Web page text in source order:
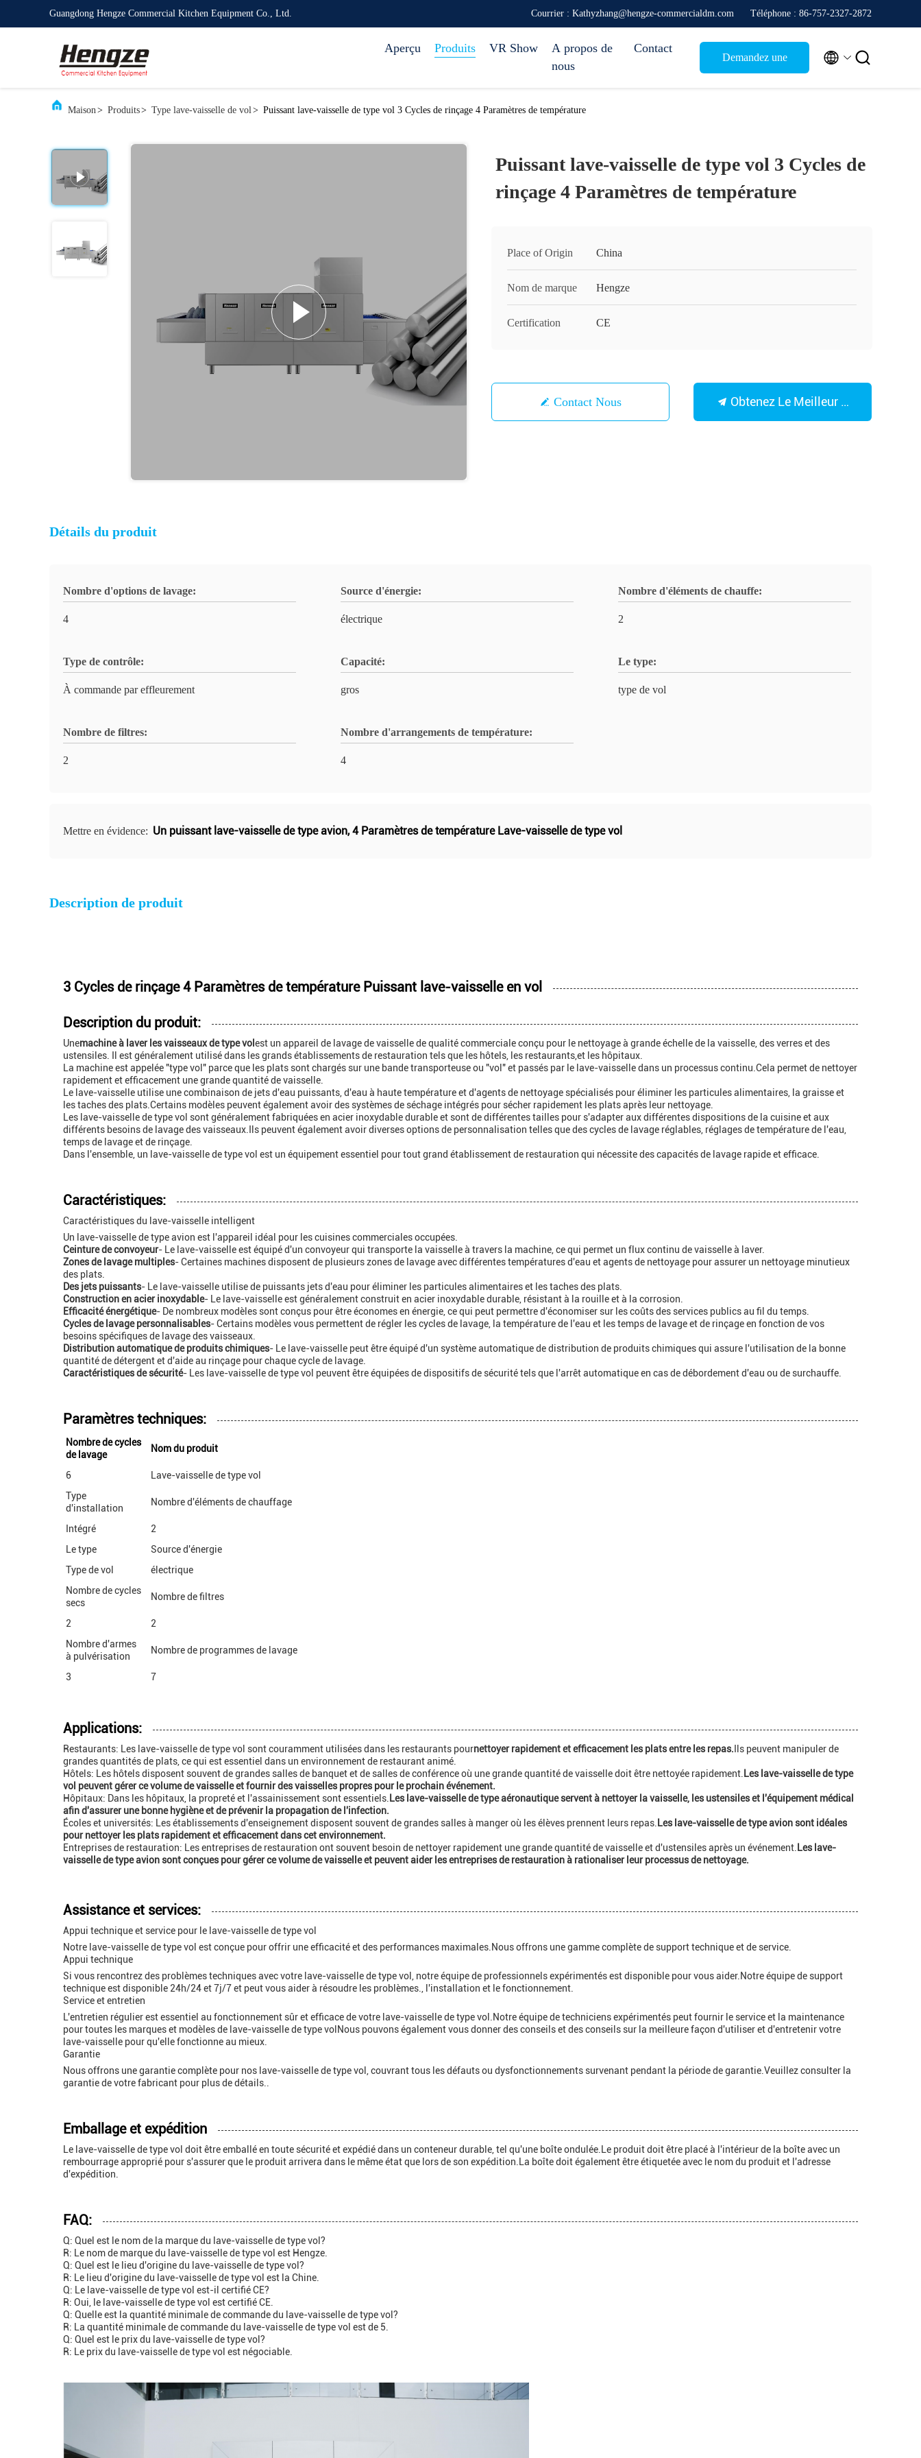
Guangdong Hengze Commercial Kitchen Equipment Co., Ltd. Courrier : Kathyzhang@hengze-commercialdm.com Téléphone : 86-757-2327-2872
Aperçu Produits VR Show
A propos de
nous
Contact
Demandez une  
Maison> Produits> Type lave-vaisselle de vol> Puissant lave-vaisselle de type vol 3 Cycles de rinçage 4 Paramètres de température
Puissant lave-vaisselle de type vol 3 Cycles de
rinçage 4 Paramètres de température
Place of Origin China
Nom de marque Hengze
Certification CE
Contact Nous Obtenez Le Meilleur Prix
Détails du produit
Nombre d'options de lavage:
4
Source d'énergie:
électrique
Nombre d'éléments de chauffe:
2
Type de contrôle:
À commande par effleurement
Capacité:
gros
Le type:
type de vol
Nombre de filtres:
2
Nombre d'arrangements de température:
4
Mettre en évidence: Un puissant lave-vaisselle de type avion,4 Paramètres de température Lave-vaisselle de type vol
Description de produit
3 Cycles de rinçage 4 Paramètres de température Puissant lave-vaisselle en vol
Description du produit:
Unemachine à laver les vaisseaux de type vol est un appareil de lavage de vaisselle de qualité commerciale conçu pour le nettoyage à grande échelle de la vaisselle, des verres et des
ustensiles. Il est généralement utilisé dans les grands établissements de restauration tels que les hôtels, les restaurants,et les hôpitaux.
La machine est appelée "type vol" parce que les plats sont chargés sur une bande transporteuse ou "vol" et passés par le lave-vaisselle dans un processus continu.Cela permet de nettoyer
rapidement et efficacement une grande quantité de vaisselle.
Le lave-vaisselle utilise une combinaison de jets d'eau puissants, d'eau à haute température et d'agents de nettoyage spécialisés pour éliminer les particules alimentaires, la graisse et
les taches des plats.Certains modèles peuvent également avoir des systèmes de séchage intégrés pour sécher rapidement les plats après leur nettoyage.
Les lave-vaisselle de type vol sont généralement fabriquées en acier inoxydable durable et sont de différentes tailles pour s'adapter aux différentes dispositions de la cuisine et aux
différents besoins de lavage des vaisseaux.Ils peuvent également avoir diverses options de personnalisation telles que des cycles de lavage réglables, réglages de température de l'eau,
temps de lavage et de rinçage.
Dans l'ensemble, un lave-vaisselle de type vol est un équipement essentiel pour tout grand établissement de restauration qui nécessite des capacités de lavage rapide et efficace.
Caractéristiques:
Caractéristiques du lave-vaisselle intelligent
Un lave-vaisselle de type avion est l'appareil idéal pour les cuisines commerciales occupées.
Ceinture de convoyeur- Le lave-vaisselle est équipé d'un convoyeur qui transporte la vaisselle à travers la machine, ce qui permet un flux continu de vaisselle à laver.
Zones de lavage multiples- Certaines machines disposent de plusieurs zones de lavage avec différentes températures d'eau et agents de nettoyage pour assurer un nettoyage minutieux
des plats.
Des jets puissants- Le lave-vaisselle utilise de puissants jets d'eau pour éliminer les particules alimentaires et les taches des plats.
Construction en acier inoxydable- Le lave-vaisselle est généralement construit en acier inoxydable durable, résistant à la rouille et à la corrosion.
Efficacité énergétique- De nombreux modèles sont conçus pour être économes en énergie, ce qui peut permettre d'économiser sur les coûts des services publics au fil du temps.
Cycles de lavage personnalisables- Certains modèles vous permettent de régler les cycles de lavage, la température de l'eau et les temps de lavage et de rinçage en fonction de vos
besoins spécifiques de lavage des vaisseaux.
Distribution automatique de produits chimiques- Le lave-vaisselle peut être équipé d'un système automatique de distribution de produits chimiques qui assure l'utilisation de la bonne
quantité de détergent et d'aide au rinçage pour chaque cycle de lavage.
Caractéristiques de sécurité- Les lave-vaisselle de type vol peuvent être équipées de dispositifs de sécurité tels que l'arrêt automatique en cas de débordement d'eau ou de surchauffe.
Paramètres techniques:
Nombre de cycles
de lavage
Nom du produit
6
Lave-vaisselle de type vol
Type
d'installation
Nombre d'éléments de chauffage
Intégré
2
Le type
Source d'énergie
Type de vol
électrique
Nombre de cycles
secs
Nombre de filtres
2
2
Nombre d'armes
à pulvérisation
Nombre de programmes de lavage
3 7
Applications:
Restaurants: Les lave-vaisselle de type vol sont couramment utilisées dans les restaurants pournettoyer rapidement et efficacement les plats entre les repas. Ils peuvent manipuler de
grandes quantités de plats, ce qui est essentiel dans un environnement de restaurant animé.
Hôtels: Les hôtels disposent souvent de grandes salles de banquet et de salles de conférence où une grande quantité de vaisselle doit être nettoyée rapidement. Les lave-vaisselle de type
vol peuvent gérer ce volume de vaisselle et fournir des vaisselles propres pour le prochain événement.
Hôpitaux: Dans les hôpitaux, la propreté et l'assainissement sont essentiels. Les lave-vaisselle de type aéronautique servent à nettoyer la vaisselle, les ustensiles et l'équipement médical
afin d'assurer une bonne hygiène et de prévenir la propagation de l'infection.
Écoles et universités: Les établissements d'enseignement disposent souvent de grandes salles à manger où les élèves prennent leurs repas. Les lave-vaisselle de type avion sont idéales
pour nettoyer les plats rapidement et efficacement dans cet environnement.
Entreprises de restauration: Les entreprises de restauration ont souvent besoin de nettoyer rapidement une grande quantité de vaisselle et d'ustensiles après un événement. Les lave-
vaisselle de type avion sont conçues pour gérer ce volume de vaisselle et peuvent aider les entreprises de restauration à rationaliser leur processus de nettoyage.
Assistance et services:
Appui technique et service pour le lave-vaisselle de type vol
Notre lave-vaisselle de type vol est conçue pour offrir une efficacité et des performances maximales.Nous offrons une gamme complète de support technique et de service.
Appui technique
Si vous rencontrez des problèmes techniques avec votre lave-vaisselle de type vol, notre équipe de professionnels expérimentés est disponible pour vous aider.Notre équipe de support
technique est disponible 24h/24 et 7j/7 et peut vous aider à résoudre les problèmes., l'installation et le fonctionnement.
Service et entretien
L'entretien régulier est essentiel au fonctionnement sûr et efficace de votre lave-vaisselle de type vol.Notre équipe de techniciens expérimentés peut fournir le service et la maintenance
pour toutes les marques et modèles de lave-vaisselle de type volNous pouvons également vous donner des conseils et des conseils sur la meilleure façon d'utiliser et d'entretenir votre
lave-vaisselle pour qu'elle fonctionne au mieux.
Garantie
Nous offrons une garantie complète pour nos lave-vaisselle de type vol, couvrant tous les défauts ou dysfonctionnements survenant pendant la période de garantie.Veuillez consulter la
garantie de votre fabricant pour plus de détails..
Emballage et expédition
Le lave-vaisselle de type vol doit être emballé en toute sécurité et expédié dans un conteneur durable, tel qu'une boîte ondulée.Le produit doit être placé à l'intérieur de la boîte avec un
rembourrage approprié pour s'assurer que le produit arrivera dans le même état que lors de son expédition.La boîte doit également être étiquetée avec le nom du produit et l'adresse
d'expédition.
FAQ:
Q: Quel est le nom de la marque du lave-vaisselle de type vol?
R: Le nom de marque du lave-vaisselle de type vol est Hengze.
Q: Quel est le lieu d'origine du lave-vaisselle de type vol?
R: Le lieu d'origine du lave-vaisselle de type vol est la Chine.
Q: Le lave-vaisselle de type vol est-il certifié CE?
R: Oui, le lave-vaisselle de type vol est certifié CE.
Q: Quelle est la quantité minimale de commande du lave-vaisselle de type vol?
R: La quantité minimale de commande du lave-vaisselle de type vol est de 5.
Q: Quel est le prix du lave-vaisselle de type vol?
R: Le prix du lave-vaisselle de type vol est négociable.